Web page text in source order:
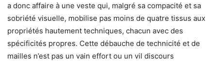
a donc affaire à une veste qui, malgré sa compacité et sa
sobriété visuelle, mobilise pas moins de quatre tissus aux
propriétés hautement techniques, chacun avec des
spécificités propres. Cette débauche de technicité et de
mailles n’est pas un vain effort ou un vil discours